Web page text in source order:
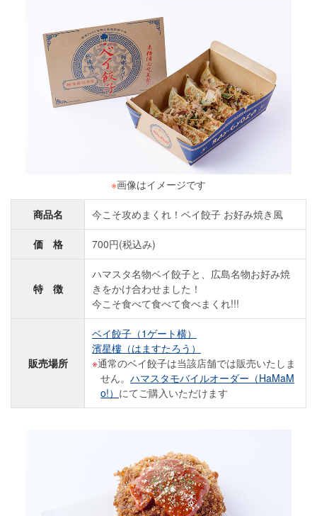
※画像はイメージです
商品名 今こそ攻めまくれ！ベイ餃子 お好み焼き風
価 格 700円(税込み)
特 徴
ハマスタ名物ベイ餃子と、広島名物お好み焼
きをかけ合わせました！
今こそ食べて食べて食べまくれ!!!
販売場所
ベイ餃子（1ゲート横）
濱星樓（はますたろう）
通常のベイ餃子は当該店舗では販売いたしま
せん。 ハマスタモバイルオーダー（HaMaM
o!） にてご購入いただけます